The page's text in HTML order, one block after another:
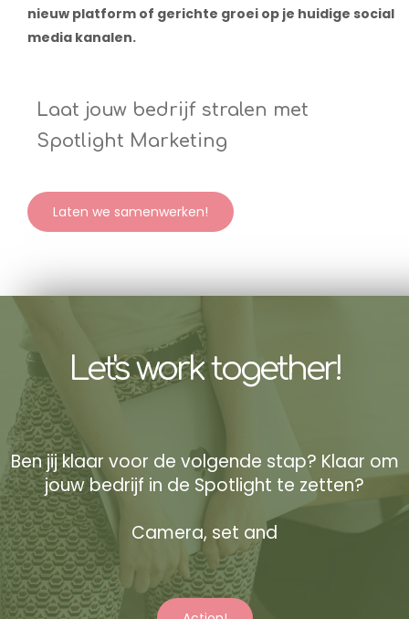
nieuw platform of gerichte groei op je huidige social
media kanalen.
Laat jouw bedrijf stralen met
Spotlight Marketing
Laten we samenwerken!
Let's work together!
Ben jij klaar voor de volgende stap? Klaar om
jouw bedrijf in de Spotlight te zetten?
Camera, set and